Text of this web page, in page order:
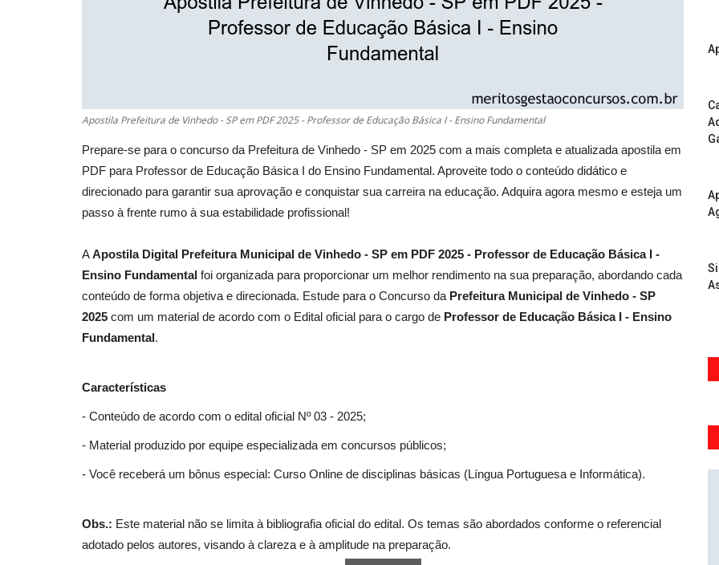
Apostila Prefeitura de Vinhedo - SP em PDF 2025 - Professor de Educação Básica I - Ensino Fundamental
Prepare-se para o concurso da Prefeitura de Vinhedo - SP em 2025 com a mais completa e atualizada apostila em
PDF para Professor de Educação Básica I do Ensino Fundamental. Aproveite todo o conteúdo didático e
direcionado para garantir sua aprovação e conquistar sua carreira na educação. Adquira agora mesmo e esteja um
passo à frente rumo à sua estabilidade profissional!
AApostila Digital Prefeitura Municipal de Vinhedo - SP em PDF 2025 - Professor de Educação Básica I -
Ensino Fundamental foi organizada para proporcionar um melhor rendimento na sua preparação, abordando cada
conteúdo de forma objetiva e direcionada. Estude para o Concurso da Prefeitura Municipal de Vinhedo - SP
2025 com um material de acordo com o Edital oficial para o cargo de Professor de Educação Básica I - Ensino
Fundamental.
Características
- Conteúdo de acordo com o edital oficial Nº 03 - 2025;
- Material produzido por equipe especializada em concursos públicos;
- Você receberá um bônus especial: Curso Online de disciplinas básicas (Língua Portuguesa e Informática).
Obs.: Este material não se limita à bibliografia oficial do edital. Os temas são abordados conforme o referencial
adotado pelos autores, visando à clareza e à amplitude na preparação.